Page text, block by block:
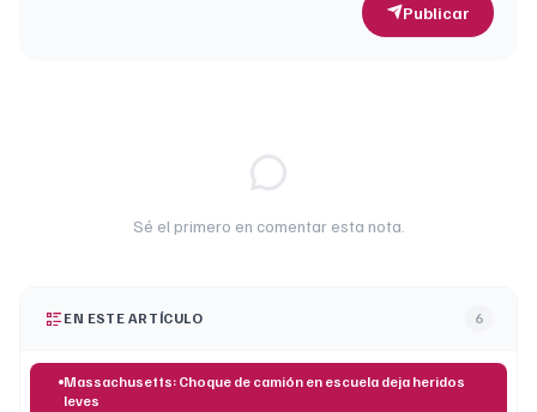
Publicar
Sé el primero en comentar esta nota.
EN ESTE ARTÍCULO 6
Massachusetts: Choque de camión en escuela deja heridos
leves